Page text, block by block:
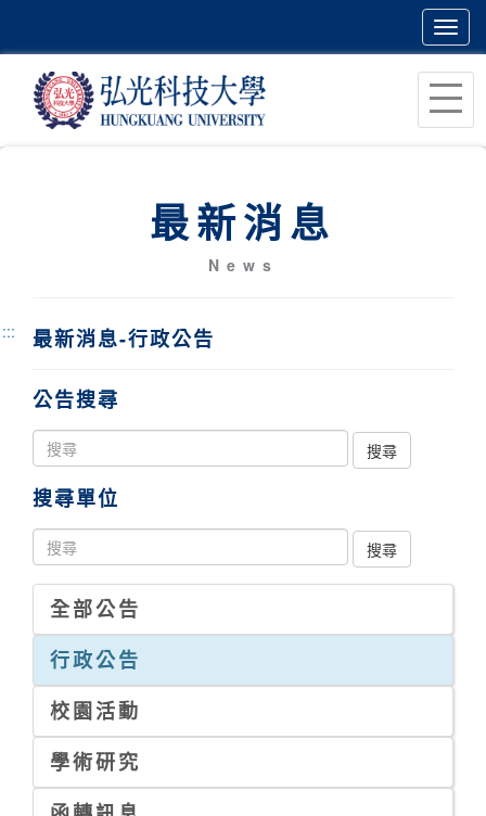
最新消息
News
::: 最新消息-行政公告
公告搜尋
搜尋單位
全部公告
行政公告
校園活動
學術研究